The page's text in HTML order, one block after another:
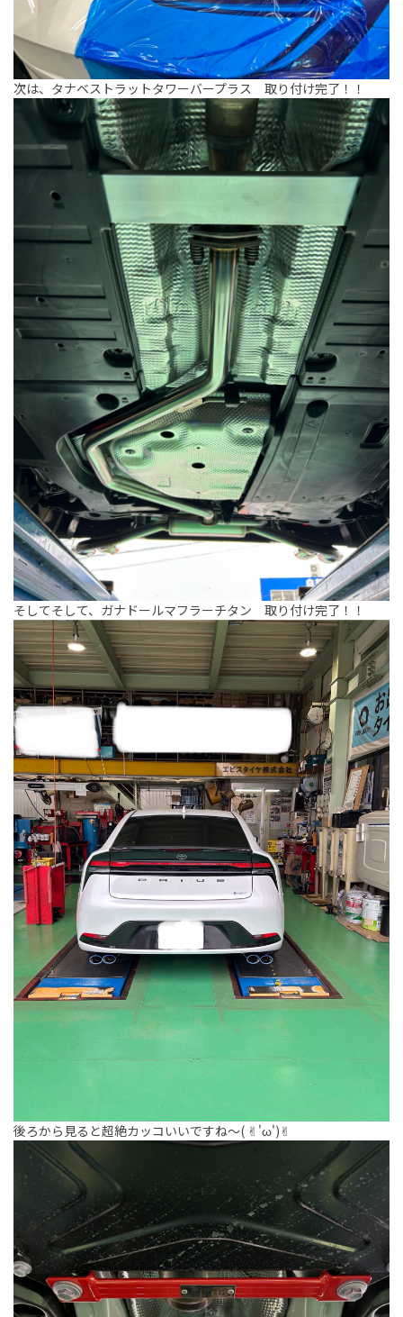
次は、タナベストラットタワーバープラス 取り付け完了！！
そしてそして、ガナドールマフラーチタン 取り付け完了！！
後ろから見ると超絶カッコいいですね〜( ✌︎'ω')✌︎